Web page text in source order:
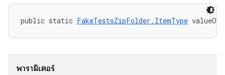
public static FakeTestsZipFolder.ItemType valueOf
พารามิเตอร์